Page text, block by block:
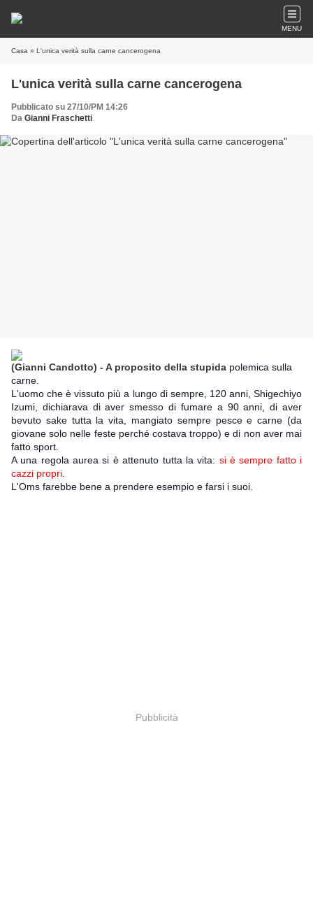
MENU
Casa » L'unica verità sulla carne cancerogena
L'unica verità sulla carne cancerogena
Pubblicato su 27/10/PM 14:26
Da Gianni Fraschetti
(Gianni Candotto) - A proposito della stupida polemica sulla
carne.
L'uomo che è vissuto più a lungo di sempre, 120 anni, Shigechiyo
Izumi, dichiarava di aver smesso di fumare a 90 anni, di aver
bevuto sake tutta la vita, mangiato sempre pesce e carne (da
giovane solo nelle feste perché costava troppo) e di non aver mai
fatto sport.
A una regola aurea si è attenuto tutta la vita: si è sempre fatto i
cazzi propri
L'Oms farebbe bene a prendere esempio e farsi i suoi.
Pubblicità